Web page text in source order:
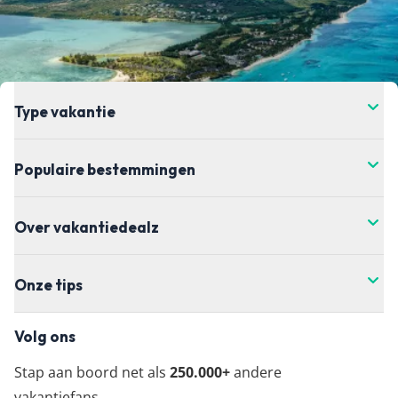
de prijs verandert. Dit kan hoger of lager zijn,
helaas hebben wij daar geen controle over. Voor
de meest actuele vanaf-prijs kun je het beste
doorklikken naar de aanbieder waar je je vakantie
wil boeken.
Type vakantie
Populaire bestemmingen
Over vakantiedealz
Onze tips
Volg ons
Stap aan boord net als 250.000+andere